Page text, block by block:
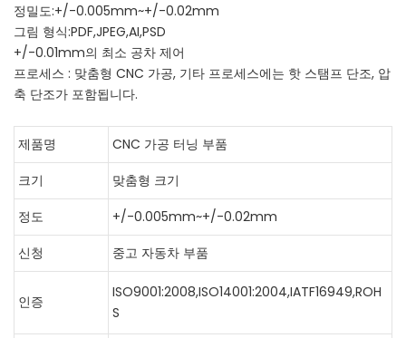
정밀도:+/-0.005mm~+/-0.02mm
그림 형식:PDF,JPEG,AI,PSD
+/-0.01mm의 최소 공차 제어
프로세스 : 맞춤형 CNC 가공, 기타 프로세스에는 핫 스탬프 단조, 압
축 단조가 포함됩니다.
제품명
CNC 가공 터닝 부품
크기
맞춤형 크기
정도
+/-0.005mm~+/-0.02mm
신청
중고 자동차 부품
인증
ISO9001:2008,ISO14001:2004,IATF16949,ROH
S